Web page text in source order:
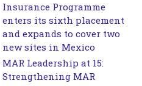
Insurance Programme
enters its sixth placement
and expands to cover two
new sites in Mexico
MAR Leadership at 15:
Strengthening MAR